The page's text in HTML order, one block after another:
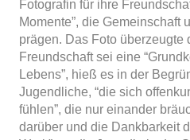
Fotografin für ihre
Momente”, die Gemeinschaft
prägen. Das Foto überzeugte
Freundschaft sei eine
Lebens”, hieß es in der
Jugendliche, “die sich
fühlen”, die nur einander
darüber und die Dankbarkeit